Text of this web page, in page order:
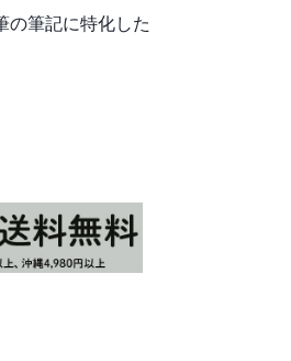
の筆記に特化した